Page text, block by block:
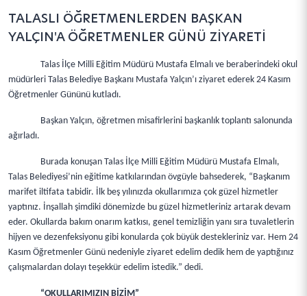
TALASLI ÖĞRETMENLERDEN BAŞKAN
YALÇIN'A ÖĞRETMENLER GÜNÜ ZİYARETİ
Talas İlçe Milli Eğitim Müdürü Mustafa Elmalı ve beraberindeki okul
müdürleri Talas Belediye Başkanı Mustafa Yalçın’ı ziyaret ederek 24 Kasım
Öğretmenler Gününü kutladı.
Başkan Yalçın, öğretmen misafirlerini başkanlık toplantı salonunda
ağırladı.
Burada konuşan Talas İlçe Milli Eğitim Müdürü Mustafa Elmalı,
Talas Belediyesi’nin eğitime katkılarından övgüyle bahsederek, “Başkanım
marifet iltifata tabidir. İlk beş yılınızda okullarımıza çok güzel hizmetler
yaptınız. İnşallah şimdiki dönemizde bu güzel hizmetleriniz artarak devam
eder. Okullarda bakım onarım katkısı, genel temizliğin yanı sıra tuvaletlerin
hijyen ve dezenfeksiyonu gibi konularda çok büyük destekleriniz var. Hem 24
Kasım Öğretmenler Günü nedeniyle ziyaret edelim dedik hem de yaptığınız
çalışmalardan dolayı teşekkür edelim istedik.” dedi.
“OKULLARIMIZIN BİZİM”